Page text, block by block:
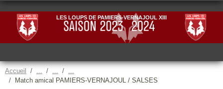
LES LOUPS DE PAMIERS-VERNAJOUL XIII
Accueil
Match amical PAMIERS-VERNAJOUL / SALSES